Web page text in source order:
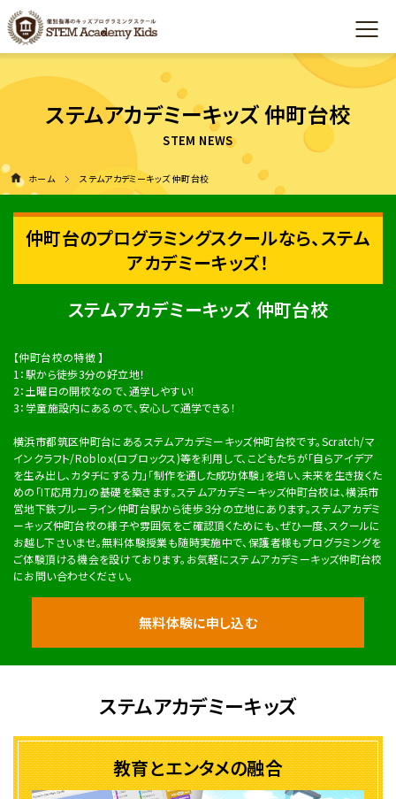
ステムアカデミーキッズ 仲町台校
ホーム ステムアカデミーキッズ 仲町台校
仲町台のプログラミングスクールなら、ステム
アカデミーキッズ！
ステムアカデミーキッズ 仲町台校
【仲町台校の特徴 】
1：駅から徒歩3分の好立地！
2：土曜日の開校なので、通学しやすい！
3：学童施設内にあるので、安心して通学できる！
横浜市都筑区仲町台にあるステムアカデミーキッズ仲町台校です。Scratch/マ
インクラフト/Roblox(ロブロックス)等を利用して、こどもたちが「自らアイデア
を生み出し、カタチにする力」「制作を通した成功体験」を培い、未来を生き抜くた
めの「IT応用力」の基礎を築きます。ステムアカデミーキッズ仲町台校は、横浜市
営地下鉄ブルーライン仲町台駅から徒歩３分の立地にあります。ステムアカデミ
ーキッズ仲町台校の様子や雰囲気をご確認頂くためにも、ぜひ一度、スクールに
お越し下さいませ。無料体験授業も随時実施中で、保護者様もプログラミングを
ご体験頂ける機会を設けております。お気軽にステムアカデミーキッズ仲町台校
にお問い合わせください。
無料体験に申し込む
ステムアカデミーキッズ
教育とエンタメの融合